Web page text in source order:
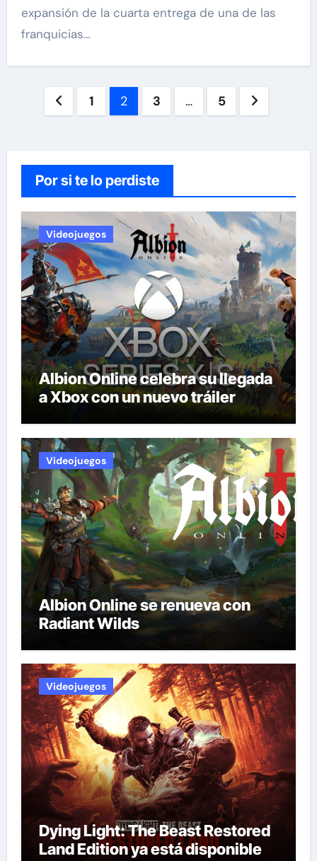
expansión de la cuarta entrega de una de las
franquicias…
Paginación
entradas
1 2 3 … 5
Por si te lo perdiste
Videojuegos
Albion Online celebra su llegada
a Xbox con un nuevo tráiler
Videojuegos
Albion Online se renueva con
Radiant Wilds
Videojuegos
Dying Light: The Beast Restored
Land Edition ya está disponible